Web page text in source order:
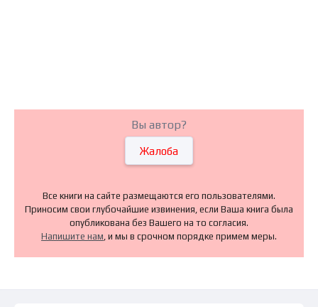
Вы автор?
Жалоба
Все книги на сайте размещаются его пользователями.
Приносим свои глубочайшие извинения, если Ваша книга была
опубликована без Вашего на то согласия.
Напишите нам, и мы в срочном порядке примем меры.